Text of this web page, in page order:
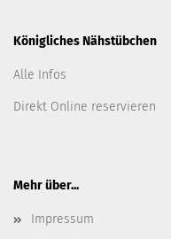
Königliches Nähstübchen
Alle Infos
Direkt Online reservieren
Mehr über...
Impressum